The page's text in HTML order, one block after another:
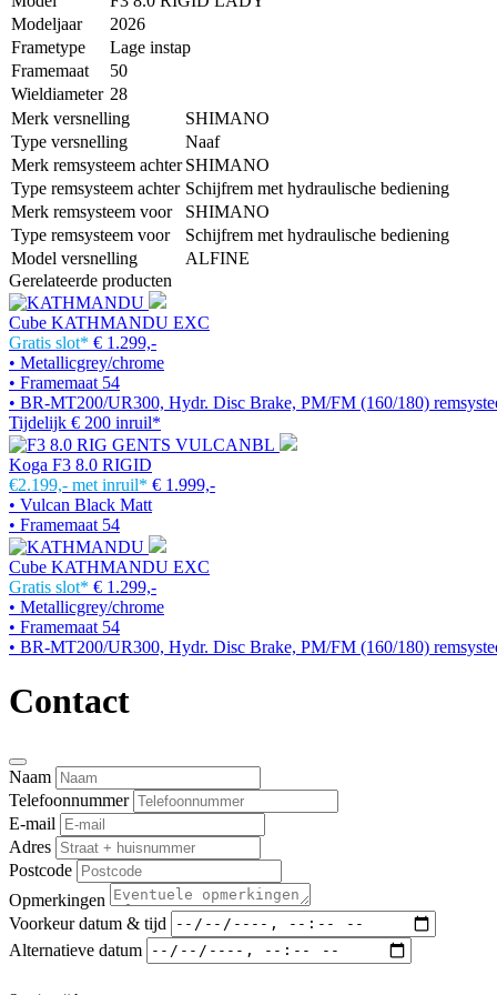
Modeljaar
2026
Frametype
Lage instap
Framemaat
50
Wieldiameter 28
Merk versnelling
SHIMANO
Type versnelling
Naaf
Merk remsysteem achter SHIMANO
Type remsysteem achter Schijfrem met hydraulische bediening
Merk remsysteem voor
SHIMANO
Type remsysteem voor
Schijfrem met hydraulische bediening
Model versnelling
ALFINE
Gerelateerde producten
Cube KATHMANDU EXC
Gratis slot* € 1.299,-
• Metallicgrey/chrome
• Framemaat 54
• BR-MT200/UR300, Hydr. Disc Brake, PM/FM (160/180)
Tijdelijk € 200 inruil*
Koga F3 8.0 RIGID
€2.199,- met inruil* € 1.999,-
• Vulcan Black Matt
• Framemaat 54
Cube KATHMANDU EXC
Gratis slot* € 1.299,-
• Metallicgrey/chrome
• Framemaat 54
• BR-MT200/UR300, Hydr. Disc Brake, PM/FM (160/180)
Contact
Naam
Telefoonnummer
E-mail
Adres
Postcode
Opmerkingen
Voorkeur datum & tijd
Alternatieve datum